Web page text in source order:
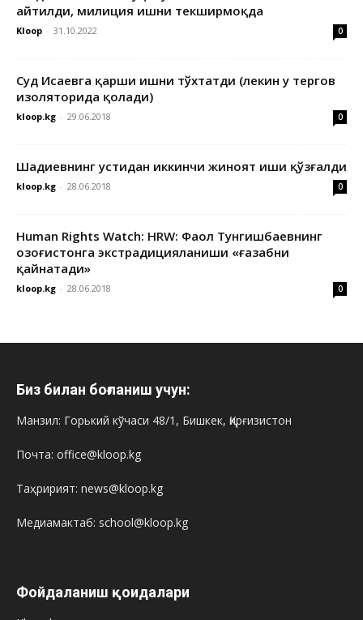
айтилди, милиция ишни текширмоқда
Kloop - 31.10.2022 0
Суд Исаевга қарши ишни тўхтатди (лекин у тергов
изоляторида қолади)
kloop.kg - 29.06.2018 0
Шадиевнинг устидан иккинчи жиноят иши қўзғалди
kloop.kg - 28.06.2018 0
Human Rights Watch: HRW: Фаол Тунгишбаевнинг
Қозоғистонга экстрадицияланиши «ғазабни
қайнатади»
kloop.kg - 28.06.2018 0
Биз билан боғланиш учун:
Манзил: Горький кўчаси 48/1, Бишкек, Қирғизистон
Почта: office@kloop.kg
Таҳририят: news@kloop.kg
Медиамактаб: school@kloop.kg
Фойдаланиш қоидалари